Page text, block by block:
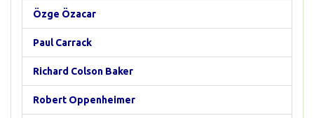
Özge Özacar
Paul Carrack
Richard Colson Baker
Robert Oppenheimer